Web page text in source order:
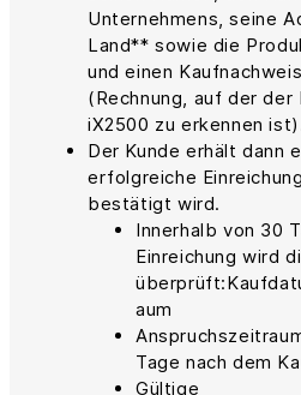
Unternehmens, seine
Land** sowie die
und einen
(Rechnung, auf der der
iX2500 zu erkennen
Der Kunde erhält dann
erfolgreiche
bestätigt wird.
Innerhalb von 30
Einreichung wird
aum
Tage nach dem
Gültige